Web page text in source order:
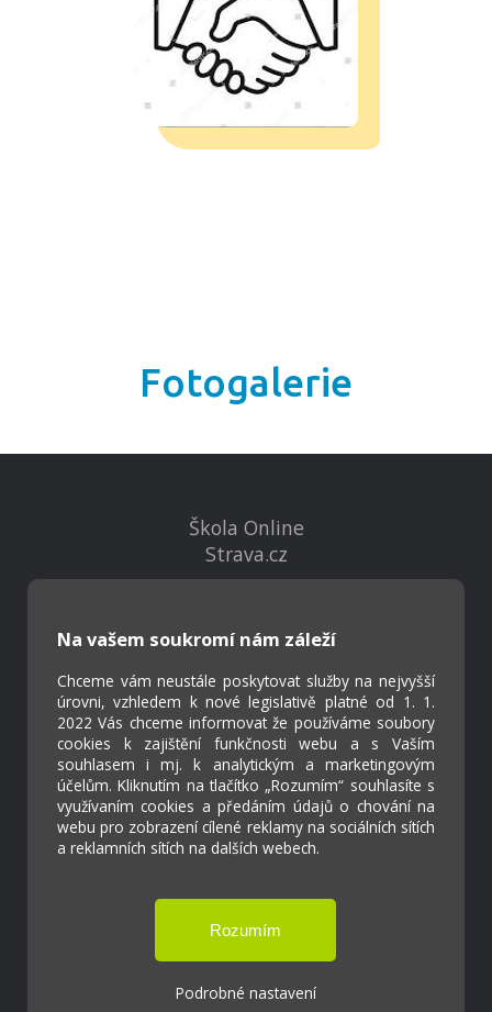
Fotogalerie
Na vašem soukromí nám záleží
Chceme vám neustále poskytovat služby na nejvyšší
úrovni, vzhledem k nové legislativě platné od 1. 1.
2022 Vás chceme informovat že používáme soubory
cookies k zajištění funkčnosti webu a s Vaším
souhlasem i mj. k analytickým a marketingovým
účelům. Kliknutím na tlačítko „Rozumím“ souhlasíte s
využívaním cookies a předáním údajů o chování na
webu pro zobrazení cílené reklamy na sociálních sítích
a reklamních sítích na dalších webech.
Podrobné nastavení
Škola Online
Strava.cz
Projekty
Virtuální prohlídka
Cookies
Přístupnost
Přihlášení
Základní škola a Mateřská škola Ostrožská
Tvorba webových stránek weboa.cz